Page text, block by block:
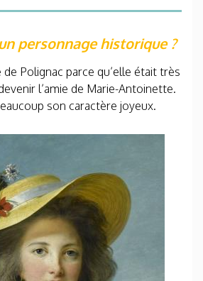
personnage historique ?
de Polignac parce qu’elle était très
l’amie de Marie-Antoinette.
son caractère joyeux.